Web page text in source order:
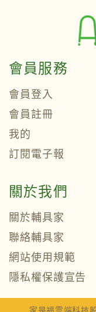
會員服務
會員登入
會員註冊
我的
訂閱電子報
關於我們
關於輔具家
聯絡輔具家
網站使用規範
隱私權保護宣告
家是福雲端科技